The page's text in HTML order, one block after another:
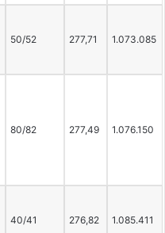
50/52 277,71 1.073.085
80/82 277,49 1.076.150
40/41 276,82 1.085.411